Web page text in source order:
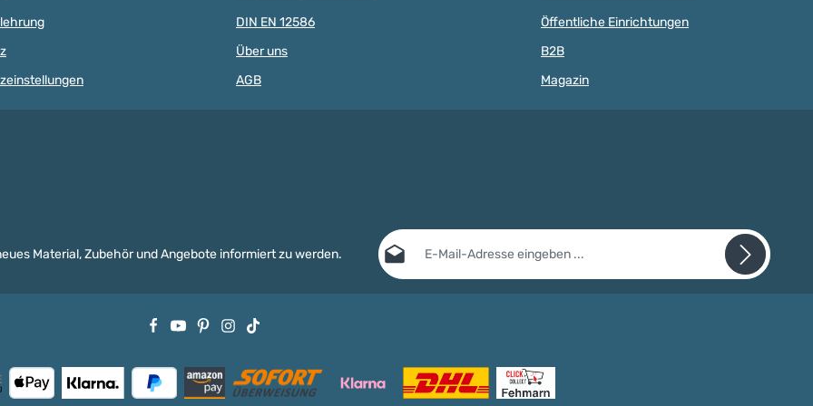
Alle Holzclips sind schweiß-,
und rostfrei, also für Babys
unbedenklich. ACHTUNG: WEGEN
DIN EN 12586
Über uns
AGB
Öffentliche Einrichtungen
B2B
Magazin
Material, Zubehör und Angebote informiert zu werden.
E-Mail-Adresse*